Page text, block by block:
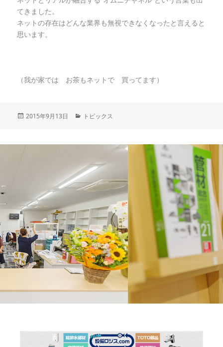
てきました。
ネットの存在はどんな業界も無視できなくなったと言えると
思います。
（我が家では お茶もネットで 買ってます）
投
2015年9月13日
カ
リ
トピックス